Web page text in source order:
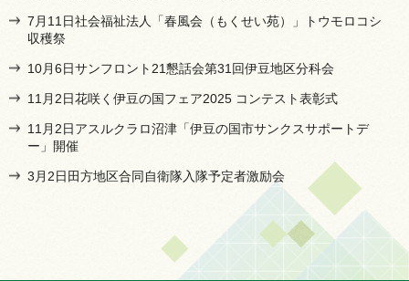
7月11日社会福祉法人「春風会（もくせい苑）」トウモロコシ
収穫祭
10月6日サンフロント21懇話会第31回伊豆地区分科会
11月2日花咲く伊豆の国フェア2025 コンテスト表彰式
11月2日アスルクラロ沼津「伊豆の国市サンクスサポートデ
ー」開催
3月2日田方地区合同自衛隊入隊予定者激励会